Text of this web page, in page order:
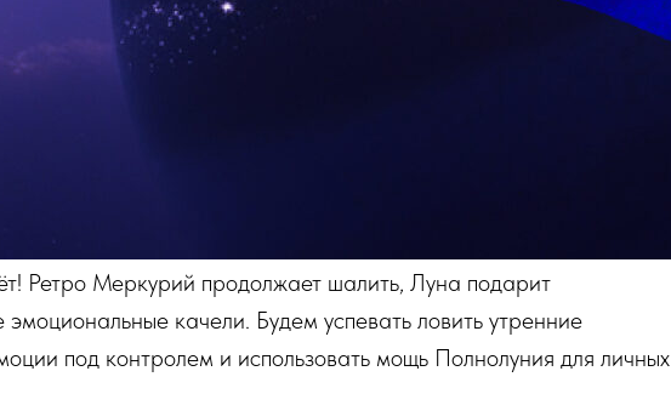
Ретро Меркурий продолжает шалить, Луна подарит
эмоциональные качели. Будем успевать ловить утренние
под контролем и использовать мощь Полнолуния для личных